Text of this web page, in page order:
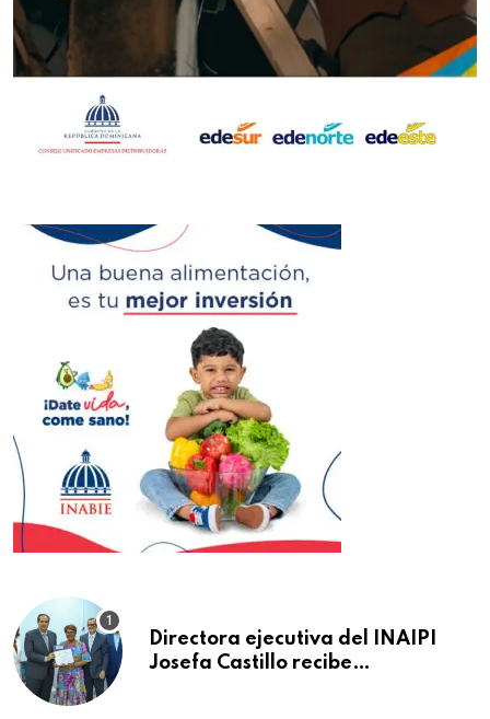
Directora ejecutiva del INAIPI
Josefa Castillo recibe